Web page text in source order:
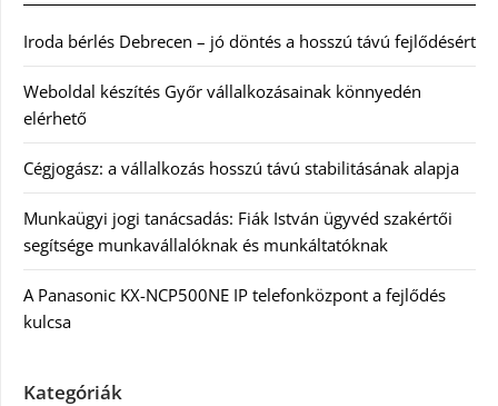
Iroda bérlés Debrecen – jó döntés a hosszú távú fejlődésért
Weboldal készítés Győr vállalkozásainak könnyedén
elérhető
Cégjogász: a vállalkozás hosszú távú stabilitásának alapja
Munkaügyi jogi tanácsadás: Fiák István ügyvéd szakértői
segítsége munkavállalóknak és munkáltatóknak
A Panasonic KX-NCP500NE IP telefonközpont a fejlődés
kulcsa
Kategóriák